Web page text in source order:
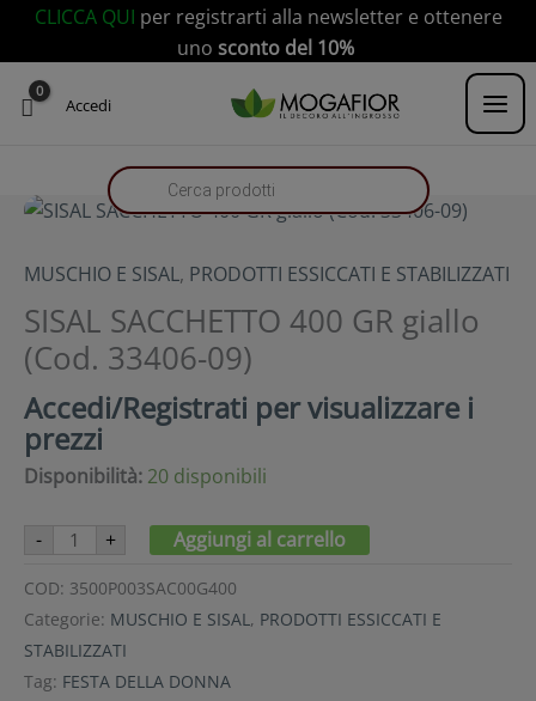
contenuto
CLICCA QUI per registrarti alla newsletter e ottenere
uno sconto del 10%
AccediProducts
search
MUSCHIO E SISAL, PRODOTTI ESSICCATI E STABILIZZATI
SISAL SACCHETTO 400 GR giallo
(Cod. 33406-09)
Accedi/Registrati per visualizzare i
prezzi
Disponibilità: 20 disponibili
- SISAL
SACCHETTO
GR
giallo
(Cod.
33406-
quantità
+ Aggiungi al carrello
COD: 3500P003SAC00G400
Categorie: MUSCHIO E SISAL, PRODOTTI ESSICCATI E
STABILIZZATI
Tag: FESTA DELLA DONNA
modal-check